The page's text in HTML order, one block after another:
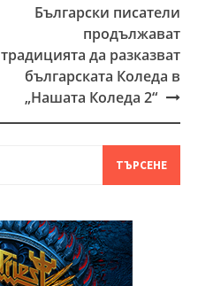
Български писатели
продължават
традицията да разказват
българската Коледа в
„Нашата Коледа 2“